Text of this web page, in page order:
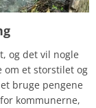
og det vil nogle
om et storstilet og
bruge pengene
kommunerne,